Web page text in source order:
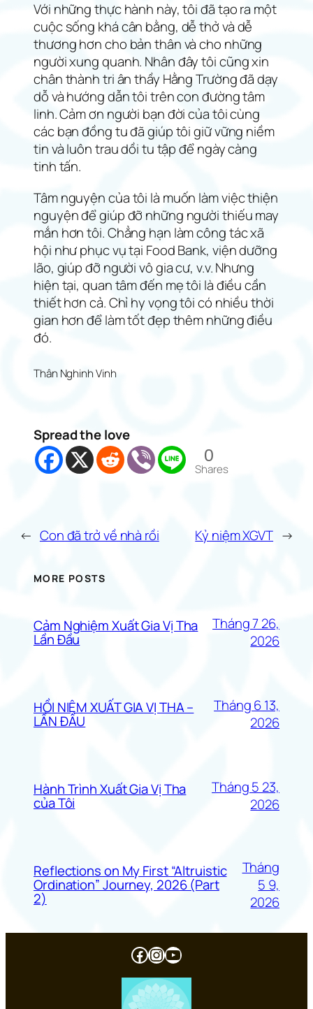
Với những thực hành này, tôi đã tạo ra một
cuộc sống khá cân bằng, dễ thở và dễ
thương hơn cho bản thân và cho những
người xung quanh. Nhân đây tôi cũng xin
chân thành tri ân thầy Hằng Trường đã dạy
dỗ và hướng dẫn tôi trên con đường tâm
linh. Cảm ơn người bạn đời của tôi cùng
các bạn đồng tu đã giúp tôi giữ vững niềm
tin và luôn trau dồi tu tập để ngày càng
tinh tấn.
Tâm nguyện của tôi là muốn làm việc thiện
nguyện để giúp đỡ những người thiếu may
mắn hơn tôi. Chẳng hạn làm công tác xã
hội như phục vụ tại Food Bank, viện dưỡng
lão, giúp đỡ người vô gia cư, v.v. Nhưng
hiện tại, quan tâm đến mẹ tôi là điều cần
thiết hơn cả. Chỉ hy vọng tôi có nhiều thời
gian hơn để làm tốt đẹp thêm những điều
đó.
Thân Nghinh Vinh
Spread the love
0
Shares
← Con đã trở về nhà rồi Kỷ niệm XGVT →
MORE POSTS
Cảm Nghiệm Xuất Gia Vị Tha
Lần Đầu
Tháng 7 26,
2026
HỒI NIỆM XUẤT GIA VỊ THA –
LẦN ĐẦU
Tháng 6 13,
2026
Hành Trình Xuất Gia Vị Tha
của Tôi
Tháng 5 23,
2026
Reflections on My First “Altruistic
Ordination” Journey, 2026 (Part
2)
Tháng
5 9,
2026
Facebook
Instagram
Youtube